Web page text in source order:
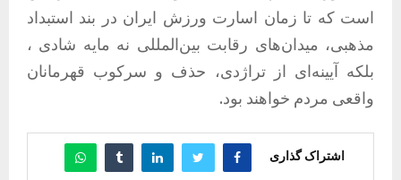
است که تا زمان اسارت ورزش ایران در بند استبداد
مذهبی، میدان‌های رقابت بین‌المللی نه مایه شادی ،
بلکه آیینه‌ای از تراژدی، حذف و سرکوب قهرمانان
واقعی مردم خواهند بود.
اشتراک گذاری